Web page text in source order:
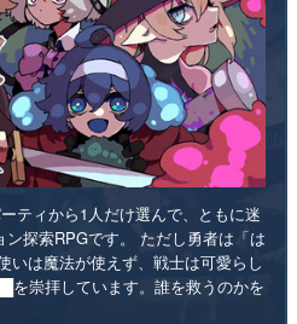
ティから1人だけ選んで、ともに迷
探索RPGです。 ただし勇者は「は
いは魔法が使えず、戦士は可愛らし
を崇拝しています。誰を救うのかを